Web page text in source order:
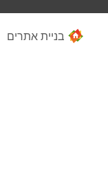
בניית אתרים